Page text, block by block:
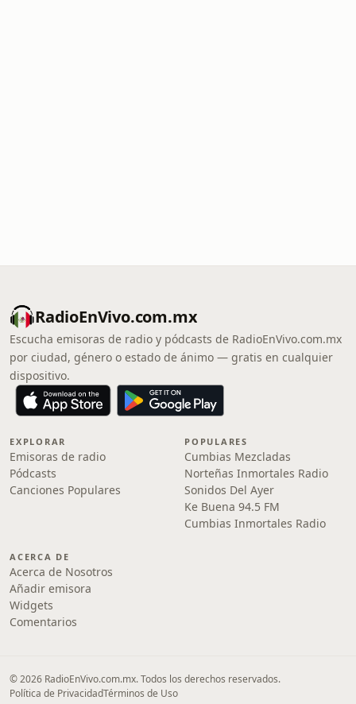
RadioEnVivo.com.mx
Escucha emisoras de radio y pódcasts de RadioEnVivo.com.mx
por ciudad, género o estado de ánimo — gratis en cualquier
dispositivo.
EXPLORAR
Emisoras de radio
Pódcasts
Canciones Populares
POPULARES
Cumbias Mezcladas
Norteñas Inmortales Radio
Sonidos Del Ayer
Ke Buena 94.5 FM
Cumbias Inmortales Radio
ACERCA DE
Acerca de Nosotros
Añadir emisora
Widgets
Comentarios
© 2026 RadioEnVivo.com.mx. Todos los derechos reservados.
Política de PrivacidadTérminos de Uso